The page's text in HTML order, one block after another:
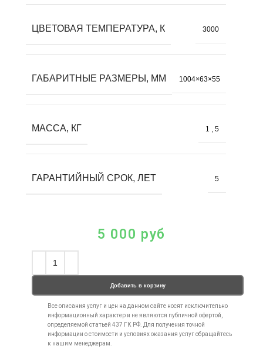
ЦВЕТОВАЯ ТЕМПЕРАТУРА, К 3000
ГАБАРИТНЫЕ РАЗМЕРЫ, ММ 1004×63×55
МАССА, КГ 1 , 5
ГАРАНТИЙНЫЙ СРОК, ЛЕТ 5
5 000 руб
Добавить в корзину
Все описания услуг и цен на данном сайте носят исключительно
информационный характер и не являются публичной офертой,
определяемой статьей 437 ГК РФ. Для получения точной
информации о стоимости и условиях оказания услуг обращайтесь
к нашим менеджерам.